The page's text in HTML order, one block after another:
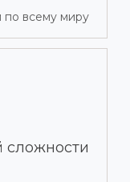
по всему миру
сложности